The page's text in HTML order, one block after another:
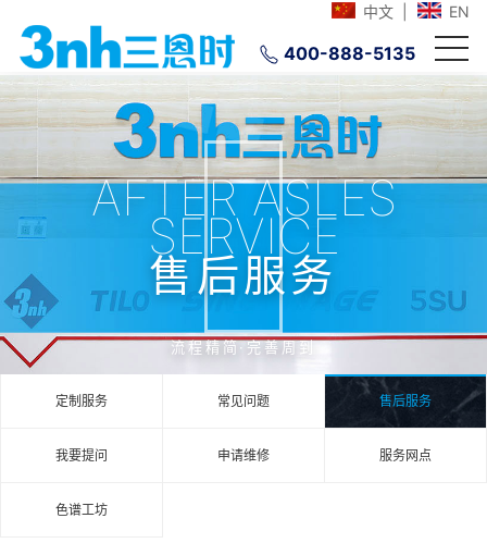
中文 EN
400-888-5135
AFTER ASLES
SERVICE
售后服务
流程精简·完善周到
定制服务 常见问题 售后服务
我要提问 申请维修 服务网点
色谱工坊